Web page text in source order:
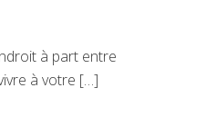
à part entre
à votre […]